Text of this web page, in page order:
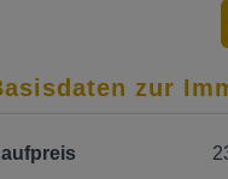
zur